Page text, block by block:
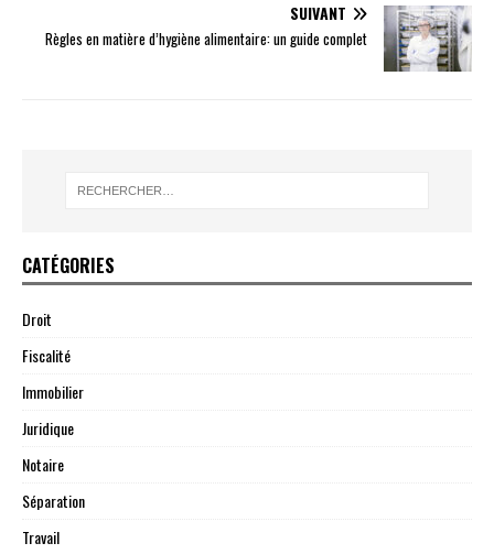
SUIVANT
Règles en matière d’hygiène alimentaire: un guide complet
CATÉGORIES
Droit
Fiscalité
Immobilier
Juridique
Notaire
Séparation
Travail